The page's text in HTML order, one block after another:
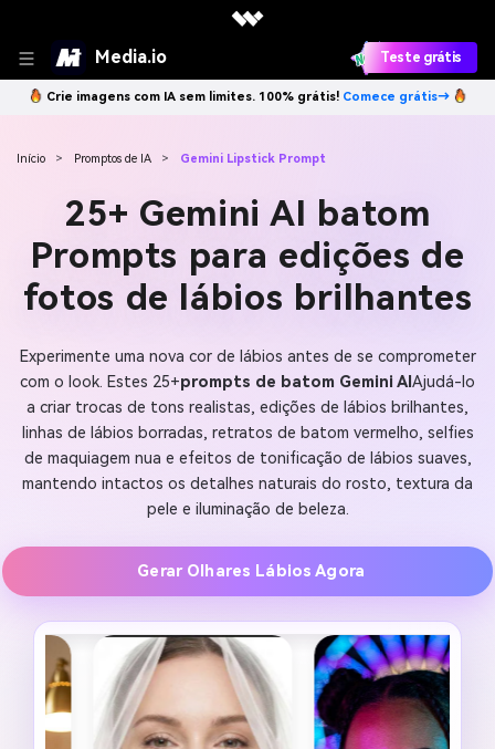
Media.io Teste grátis
Crie imagens com IA sem limites. 100% grátis! Comece grátis→
Início > Promptos de IA > Gemini Lipstick Prompt
25+ Gemini AI batom
Prompts para edições de
fotos de lábios brilhantes
Experimente uma nova cor de lábios antes de se comprometer
com o look. Estes 25+prompts de batom Gemini AIAjudá-lo
a criar trocas de tons realistas, edições de lábios brilhantes,
linhas de lábios borradas, retratos de batom vermelho, selfies
de maquiagem nua e efeitos de tonificação de lábios suaves,
mantendo intactos os detalhes naturais do rosto, textura da
pele e iluminação de beleza.
Gerar Olhares Lábios Agora